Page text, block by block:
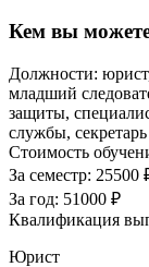
Кем вы
Должности:
младший
защиты,
службы, секретарь
Стоимость
За семестр: 25500
За год: 51000 ₽
Квалификация
Юрист